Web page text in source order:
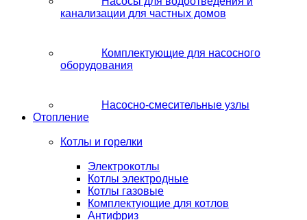
канализации для частных домов
Комплектующие для насосного
оборудования
Насосно-смесительные узлы
Отопление
Котлы и горелки
Электрокотлы
Котлы электродные
Котлы газовые
Комплектующие для котлов
Антифриз